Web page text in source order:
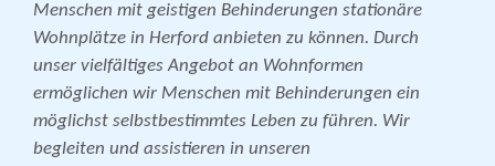
Menschen mit geistigen Behinderungen stationäre
Wohnplätze in Herford anbieten zu können. Durch
unser vielfältiges Angebot an Wohnformen
ermöglichen wir Menschen mit Behinderungen ein
möglichst selbstbestimmtes Leben zu führen. Wir
begleiten und assistieren in unseren